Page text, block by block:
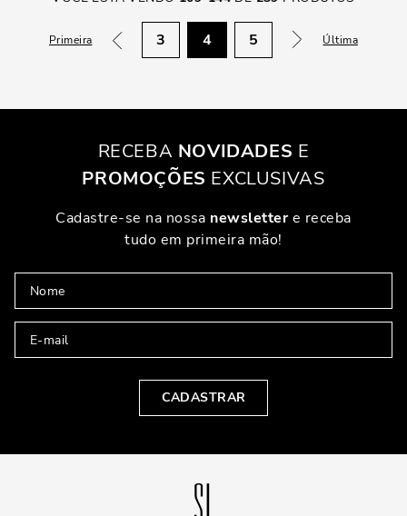
Primeira 3 4 5 Última
RECEBA NOVIDADES E
PROMOÇÕES EXCLUSIVAS
Cadastre-se na nossa newslettere receba
tudo em primeira mão!
CADASTRAR